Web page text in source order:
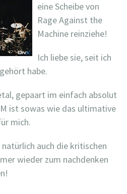
eine Scheibe von
Rage Against the
Machine reinziehe!
Ich liebe sie, seit ich
habe.
gepaart im einfach absolut
ist sowas wie das ultimative
mich.
auch die kritischen
wieder zum nachdenken